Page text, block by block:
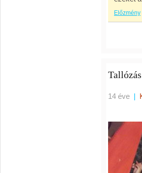
Előzmény
14 éve |